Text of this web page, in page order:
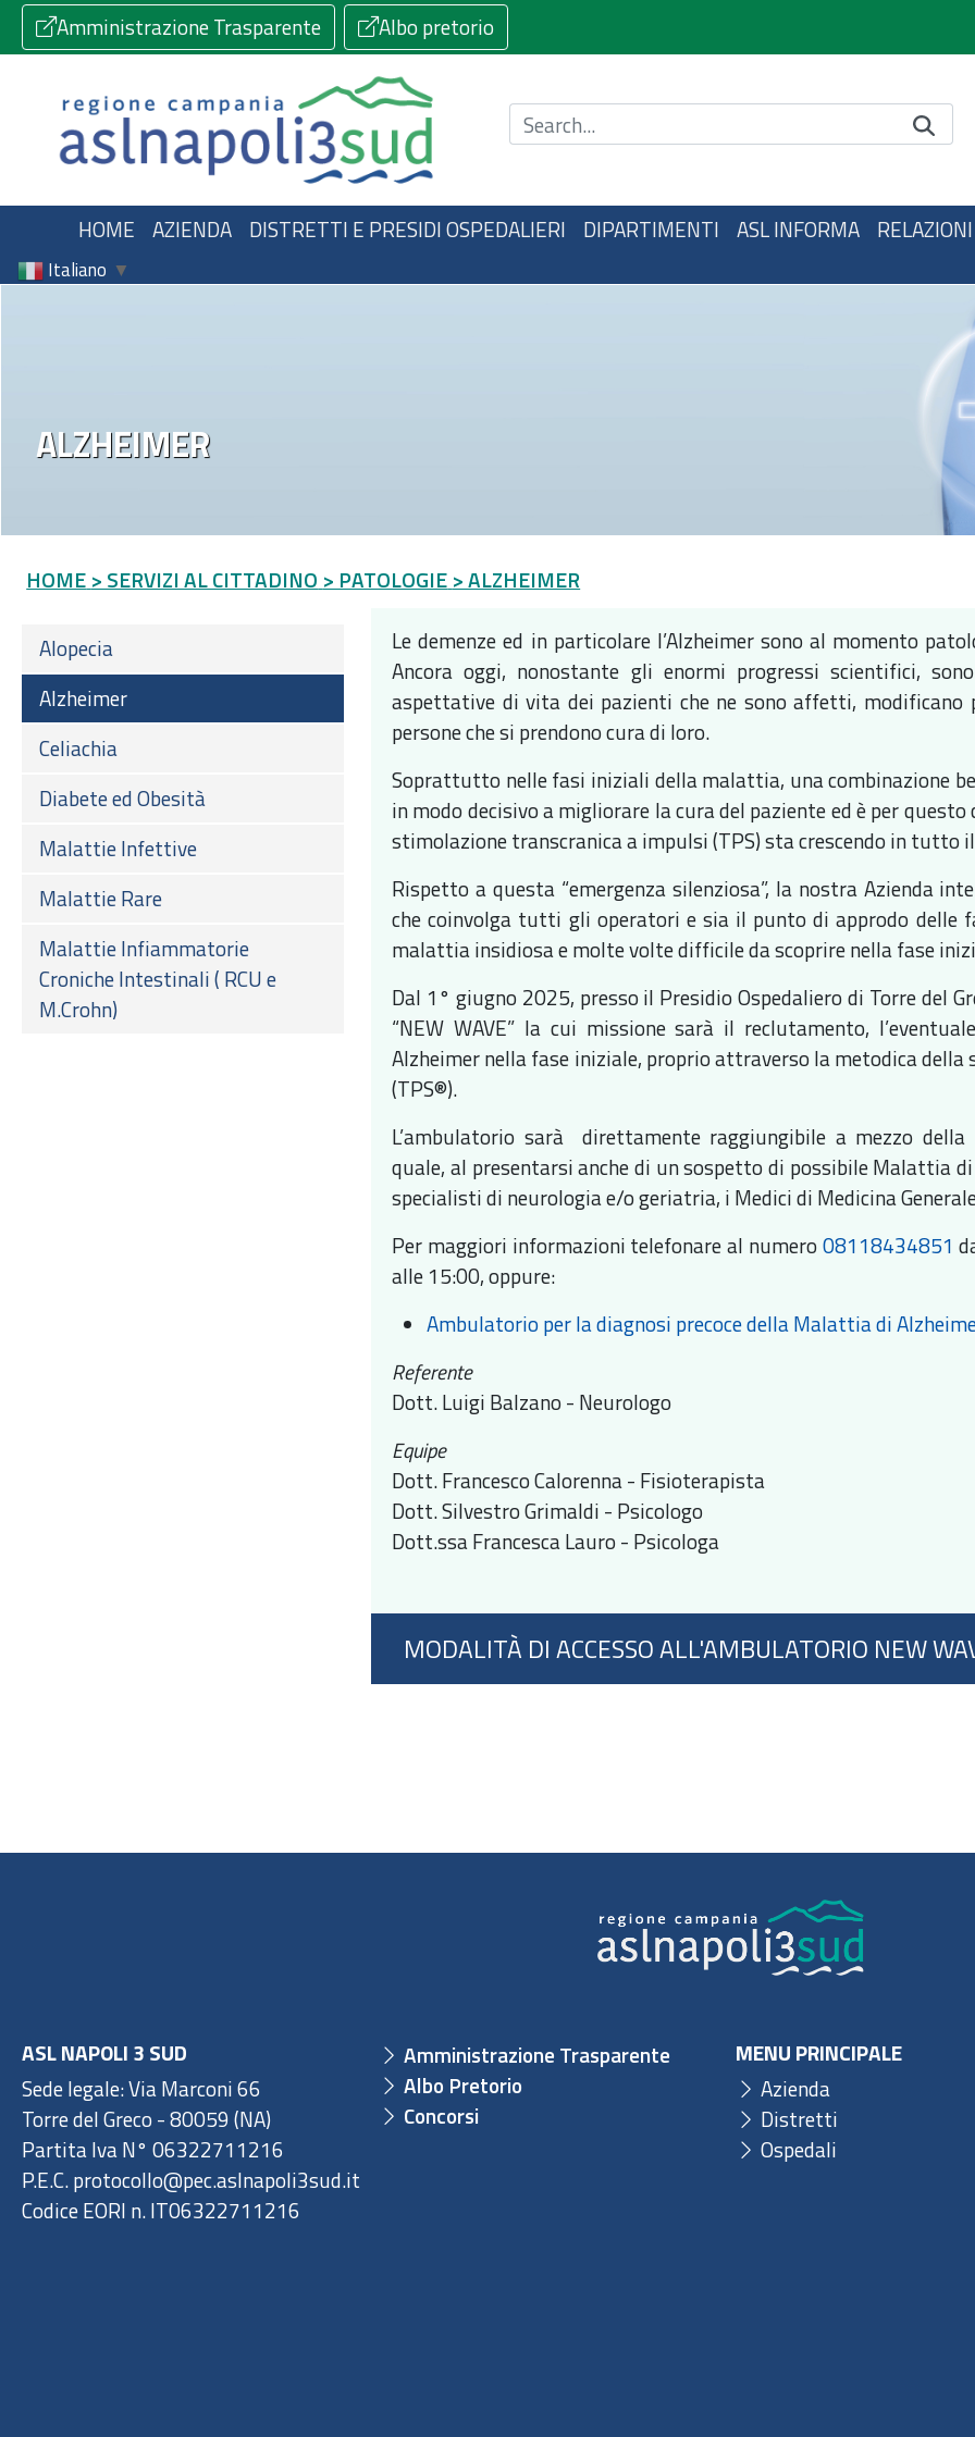
Amministrazione Trasparente Albo pretorio
Cerca nel sito
HOME AZIENDA DISTRETTI E PRESIDI OSPEDALIERI DIPARTIMENTI ASL INFORMA
Italiano ▼
ALZHEIMER
HOME > SERVIZI AL CITTADINO > PATOLOGIE > ALZHEIMER
Alopecia
Alzheimer
Celiachia
Diabete ed Obesità
Malattie Infettive
Malattie Rare
Malattie Infiammatorie
Croniche Intestinali ( RCU e
M.Crohn)
Le demenze ed in particolare l’Alzheimer sono al momento
Ancora oggi, nonostante gli enormi progressi scientifici,
aspettative di vita dei pazienti che ne sono affetti,
persone che si prendono cura di loro.
Soprattutto nelle fasi iniziali della malattia, una combinazione
in modo decisivo a migliorare la cura del paziente ed è per
stimolazione transcranica a impulsi (TPS) sta crescendo in tutto
Rispetto a questa “emergenza silenziosa”, la nostra Azienda
che coinvolga tutti gli operatori e sia il punto di approdo delle
malattia insidiosa e molte volte difficile da scoprire nella fase
Dal 1° giugno 2025, presso il Presidio Ospedaliero di Torre del
“NEW WAVE” la cui missione sarà il reclutamento,
Alzheimer nella fase iniziale, proprio attraverso la metodica della
(TPS®).
L’ambulatorio sarà direttamente raggiungibile a mezzo
quale, al presentarsi anche di un sospetto di possibile
specialisti di neurologia e/o geriatria, i Medici di Medicina
Per maggiori informazioni telefonare al numero08118434851
alle 15:00, oppure:
Ambulatorio per la diagnosi precoce della Malattia di
Referente
Dott. Luigi Balzano - Neurologo
Equipe
Dott. Francesco Calorenna - Fisioterapista
Dott. Silvestro Grimaldi - Psicologo
Dott.ssa Francesca Lauro - Psicologa
MODALITÀ DI ACCESSO ALL'AMBULATORIO NEW
ASL NAPOLI 3 SUD
Sede legale: Via Marconi 66
Torre del Greco - 80059 (NA)
Partita Iva N° 06322711216
P.E.C. protocollo@pec.aslnapoli3sud.it
Codice EORI n. IT06322711216
Amministrazione Trasparente
Albo Pretorio
Concorsi
MENU PRINCIPALE
Azienda
Distretti
Ospedali